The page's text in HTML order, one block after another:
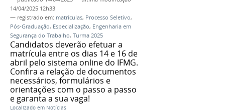
14/04/2025 12h33
— registrado em: matrículas, Processo Seletivo,
Pós-Graduação, Especialização, Engenharia em
Segurança do Trabalho, Turma 2025
Candidatos deverão efetuar a
matrícula entre os dias 14 e 16 de
abril pelo sistema online do IFMG.
Confira a relação de documentos
necessários, formulários e
orientações com o passo a passo
e garanta a sua vaga!
Localizado em Notícias